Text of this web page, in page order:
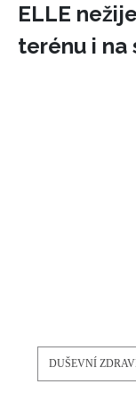
ELLE
terénu i na
DUŠEVNÍ